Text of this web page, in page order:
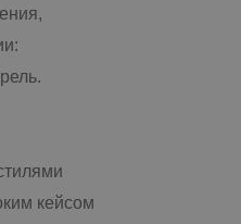
кейсом